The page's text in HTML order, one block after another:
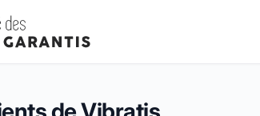
: 9,5 sur 10
10(3 487 avis)